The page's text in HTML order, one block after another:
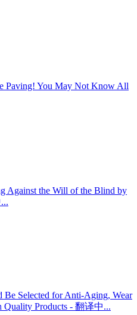
Paving! You May Not Know All
Against the Will of the Blind by
Be Selected for Anti-Aging, Wear
Quality Products - 翻译中...